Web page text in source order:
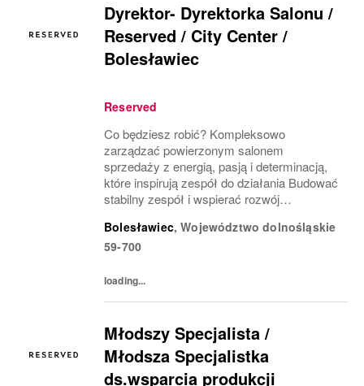
Dyrektor- Dyrektorka Salonu /
Reserved / City Center /
Bolesławiec
Reserved
Co będziesz robić? Kompleksowo
zarządzać powierzonym salonem
sprzedaży z energią, pasją i determinacją,
które inspirują zespół do działania Budować
stabilny zespół i wspierać rozwój
wyznaczone cele sprzedażowe Pracować z
produktem zgodnie ze standardami firmy
Bolesławiec,Województwo dolnośląskie
59-700
loading...
Młodszy Specjalista /
Młodsza Specjalistka
ds.wsparcia produkcji